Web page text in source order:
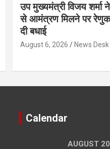
उप मुख्यमंत्री विजय शर्मा
से आमंत्रण मिलने पर रेणुका
दी बधाई
August 6, 2026 News Desk
Calendar
AUGUST